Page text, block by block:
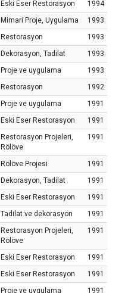
Eski Eser Restorasyon
1994
Mimari Proje, Uygulama
1993
Restorasyon
1993
Dekorasyon, Tadilat
1993
Proje ve uygulama
1993
Restorasyon
1992
Proje ve uygulama
1991
Eski Eser Restorasyon
1991
Restorasyon Projeleri,
Rölöve
1991
Rölöve Projesi
1991
Dekorasyon, Tadilat
1991
Eski Eser Restorasyon
1991
Tadilat ve dekorasyon
1991
Restorasyon Projeleri,
Rölöve
1991
Eski Eser Restorasyon
1991
Eski Eser Restorasyon
1991
Proje ve uygulama
1991